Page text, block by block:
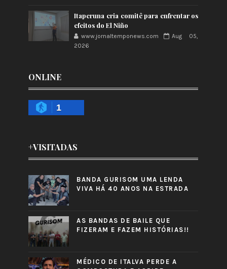
Itaperuna cria comitê para enfrentar os
efeitos do El Niño
www.jornaltemponews.com
Aug 05,
2026
ONLINE
1
+VISITADAS
BANDA GURISOM UMA LENDA
VIVA HÁ 40 ANOS NA ESTRADA
AS BANDAS DE BAILE QUE
FIZERAM E FAZEM HISTÓRIAS!!
MÉDICO DE ITALVA PERDE A